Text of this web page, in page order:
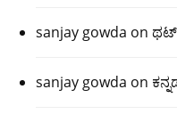
sanjay gowda on ಥಟ್
sanjay gowda on